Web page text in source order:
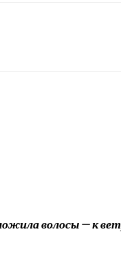
волосы — к